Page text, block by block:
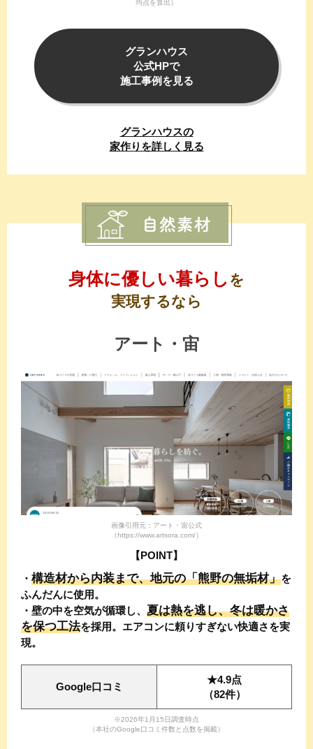
均点を算出）
グランハウス
公式HPで
施工事例を見る
グランハウスの
家作りを詳しく 見る
身体に優しい暮らし を
実現するなら
アート・宙
画像引用元：アート・宙公式
（https://www.artsora.com/）
【POINT】
・ 構造材から内装まで、地元の「熊野の無垢材」を
ふんだんに使用。
・壁の中を空気が循環し、 夏は熱を逃し、冬は暖かさ
を保つ工法を採用。エアコンに頼りすぎない快適さを実
現。
Google口コミ
★4.9点
（82件）
※2026年1月15日調査時点
（本社のGoogle口コミ件数と点数を掲載）